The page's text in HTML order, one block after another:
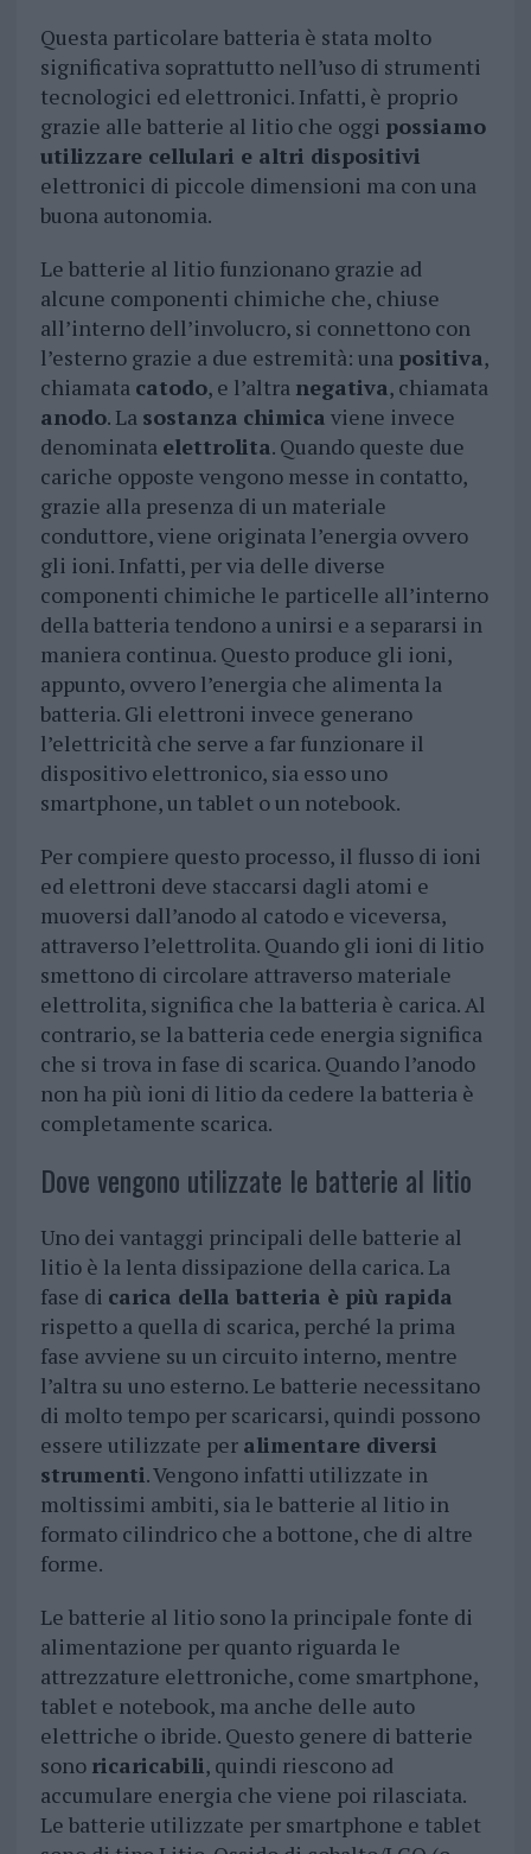
Questa particolare batteria è stata molto
significativa soprattutto nell’uso di strumenti
tecnologici ed elettronici. Infatti, è proprio
grazie alle batterie al litio che oggi possiamo
utilizzare cellulari e altri dispositivi
elettronici di piccole dimensioni ma con una
buona autonomia.
Le batterie al litio funzionano grazie ad
alcune componenti chimiche che, chiuse
all’interno dell’involucro, si connettono con
l’esterno grazie a due estremità: una positiva,
chiamata catodo, e l’altra negativa, chiamata
anodo. La sostanza chimica viene invece
denominata elettrolita. Quando queste due
cariche opposte vengono messe in contatto,
grazie alla presenza di un materiale
conduttore, viene originata l’energia ovvero
gli ioni. Infatti, per via delle diverse
componenti chimiche le particelle all’interno
della batteria tendono a unirsi e a separarsi in
maniera continua. Questo produce gli ioni,
appunto, ovvero l’energia che alimenta la
batteria. Gli elettroni invece generano
l’elettricità che serve a far funzionare il
dispositivo elettronico, sia esso uno
smartphone, un tablet o un notebook.
Per compiere questo processo, il flusso di ioni
ed elettroni deve staccarsi dagli atomi e
muoversi dall’anodo al catodo e viceversa,
attraverso l’elettrolita. Quando gli ioni di litio
smettono di circolare attraverso materiale
elettrolita, significa che la batteria è carica. Al
contrario, se la batteria cede energia significa
che si trova in fase di scarica. Quando l’anodo
non ha più ioni di litio da cedere la batteria è
completamente scarica.
Dove vengono utilizzate le batterie al litio
Uno dei vantaggi principali delle batterie al
litio è la lenta dissipazione della carica. La
fase di carica della batteria è più rapida
rispetto a quella di scarica, perché la prima
fase avviene su un circuito interno, mentre
l’altra su uno esterno. Le batterie necessitano
di molto tempo per scaricarsi, quindi possono
essere utilizzate per alimentare diversi
strumenti. Vengono infatti utilizzate in
moltissimi ambiti, sia le batterie al litio in
formato cilindrico che a bottone, che di altre
forme.
Le batterie al litio sono la principale fonte di
alimentazione per quanto riguarda le
attrezzature elettroniche, come smartphone,
tablet e notebook, ma anche delle auto
elettriche o ibride. Questo genere di batterie
sono ricaricabili, quindi riescono ad
accumulare energia che viene poi rilasciata.
Le batterie utilizzate per smartphone e tablet